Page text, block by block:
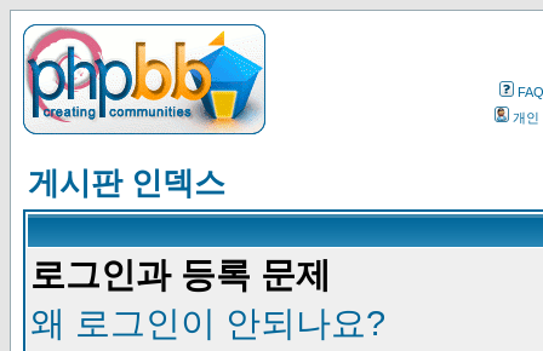
FAQ
개인
게시판 인덱스
로그인과 등록 문제
왜 로그인이 안되나요?